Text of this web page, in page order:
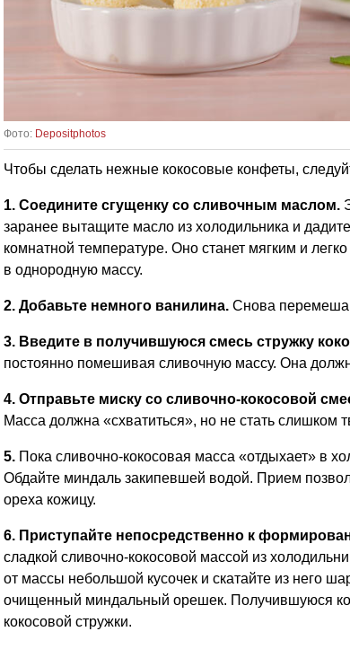
Фото: Depositphotos
Чтобы сделать нежные кокосовые конфеты,
1. Соедините сгущенку со сливочным маслом.
заранее вытащите масло из холодильника и
комнатной температуре. Оно станет мягким и
в однородную массу.
2. Добавьте немного ванилина. Снова
3. Введите в получившуюся смесь стружку
постоянно помешивая сливочную массу. Она
4. Отправьте миску со сливочно-кокосовой
Масса должна «схватиться», но не стать слишком
5. Пока сливочно-кокосовая масса «отдыхает» в
Обдайте миндаль закипевшей водой. Прием
ореха кожицу.
6. Приступайте непосредственно к
сладкой сливочно-кокосовой массой из
от массы небольшой кусочек и скатайте из него
очищенный миндальный орешек. Получившуюся
кокосовой стружки.